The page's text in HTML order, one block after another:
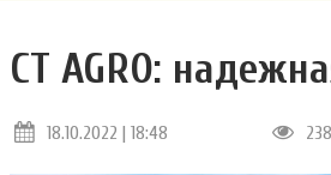
CT AGRO:
18.10.2022 | 18:48